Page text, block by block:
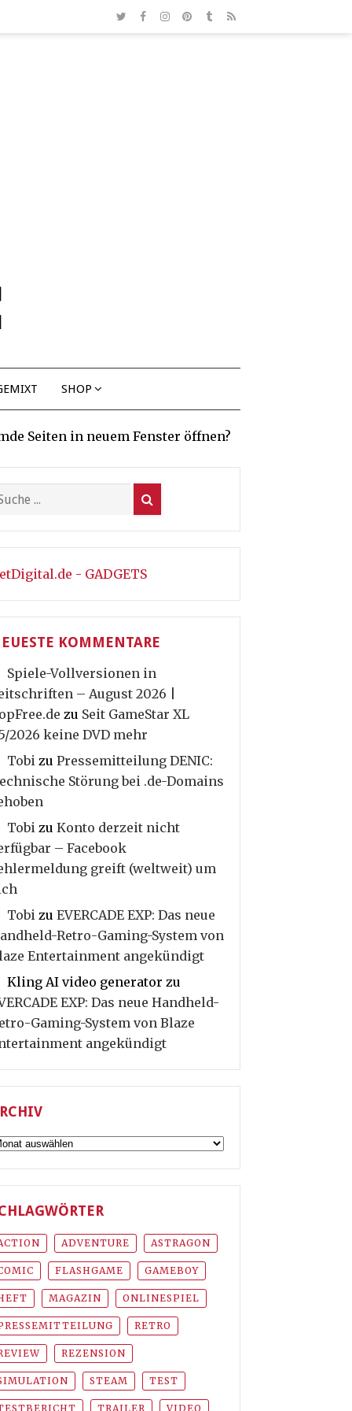
SHOP
Seiten in neuem Fenster öffnen?
- GADGETS
KOMMENTARE
Spiele-Vollversionen in
– August 2026 |
zu Seit GameStar XL
2026 keine DVD mehr
Tobi zu Pressemitteilung DENIC:
Störung bei .de-Domains
Tobi zu Konto derzeit nicht
– Facebook
greift (weltweit) um
Tobi zu EVERCADE EXP: Das neue
Retro-Gaming-System von
Entertainment angekündigt
Kling AI video generator zu
EXP: Das neue Handheld-
Gaming-System von Blaze
angekündigt
ADVENTURE ASTRAGON
FLASHGAME GAMEBOY
MAGAZIN ONLINESPIEL
RETRO
REZENSION
STEAM TEST
TRAILER VIDEO